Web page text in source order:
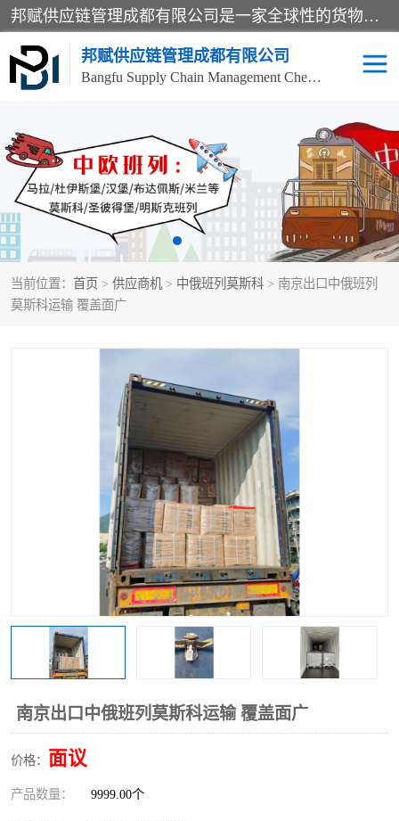
邦赋供应链管理成都有限公司是一家全球性的货物运输代理公司，主要从事：波兰中欧班列、德国中欧班列、出口莫斯科班列、中欧班列进口、蓉欧铁路、成都出口空运等业务，同时亦提供报关、报检、仓储、码头操作等服务。
邦赋供应链管理成都有限公司
Bangfu Supply Chain Management Chengdu Co.,LTD
当前位置： 首页 > 供应商机 > 中俄班列莫斯科 > 南京出口中俄班列
莫斯科运输 覆盖面广
南京出口中俄班列莫斯科运输 覆盖面广
价格： 面议
产品数量： 9999.00个
进出口门到门 成都中欧班列
国际汽运 国际空运
食品进口物流清关 南美海运
化妆品进口清关物流
中欧班列进口红酒啤酒
蓉欧班列进口机械设备 马来西亚物流
铁路出口拼箱/整柜
中俄班列莫斯科